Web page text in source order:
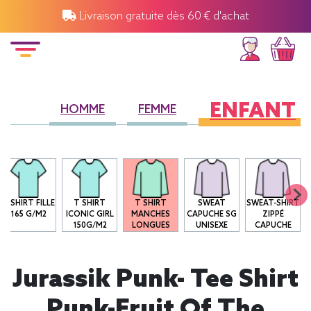
Livraison gratuite dès 60 € d'achat
HOMME FEMME ENFANT
T-SHIRT FILLE
165 G/M2
T SHIRT
ICONIC GIRL
150G/M2
T SHIRT
MANCHES
LONGUES
SWEAT
CAPUCHE SG
UNISEXE
SWEAT-SHIRT
ZIPPÉ
CAPUCHE
Jurassik Punk- Tee Shirt